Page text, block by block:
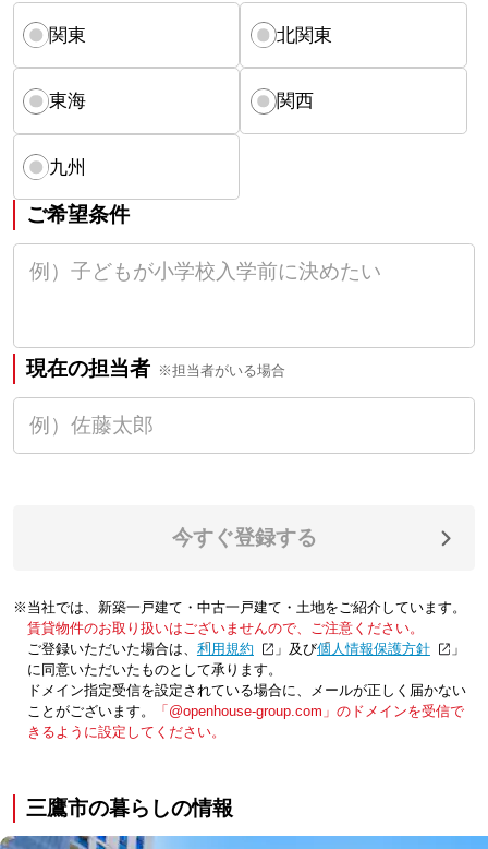
関東 北関東
東海 関西
九州
ご希望条件
現在の担当者 ※担当者がいる場合
今すぐ登録する
※当社では、新築一戸建て・中古一戸建て・土地をご紹介しています。
賃貸物件のお取り扱いはございませんので、ご注意ください。
ご登録いただいた場合は、「利用規約 」及び「個人情報保護方針
」
に同意いただいたものとして承ります。
ドメイン指定受信を設定されている場合に、メールが正しく届かない
ことがございます。
「@openhouse-group.com」のドメインを受信で
きるように設定してください。
三鷹市の暮らしの情報